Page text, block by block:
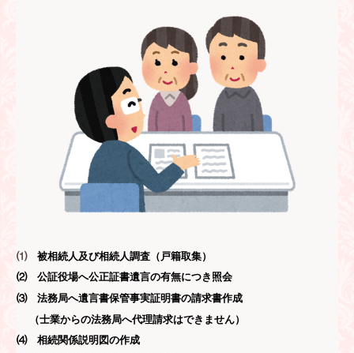
⑴ 被相続人及び相続人調査（戸籍取集）
⑵ 公証役場へ公正証書遺言の有無につき照会
⑶ 法務局へ遺言書保管事実証明書の請求書作成
（士業からの法務局へ代理請求はできません）
⑷ 相続関係説明図の作成